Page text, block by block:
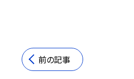
前の記事